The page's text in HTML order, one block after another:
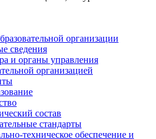
организации
сведения
и органы управления
организацией
состав
стандарты
техническое обеспечение и